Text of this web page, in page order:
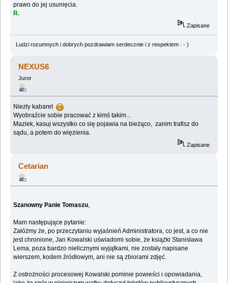
prawo do jej usunięcia.
R.
Zapisane
Ludzi rozumnych i dobrych pozdrawiam serdecznie i z respektem : - )
NEXUS6
Juror
Niezły kabaret
Wyobraźcie sobie pracować z kimś takim...
Maziek, kasuj wszystko co się pojawia na bieżąco, zanim trafisz do
sądu, a potem do więzienia.
Zapisane
Cetarian
Szanowny Panie Tomaszu,
Mam następujące pytanie:
Załóżmy że, po przeczytaniu wyjaśnień Administratora, co jest, a co nie
jest chronione, Jan Kowalski uświadomi sobie, że książki Stanisława
Lema, poza bardzo nielicznymi wyjątkami, nie zostały napisane
wierszem, kodem źródłowym, ani nie są zbiorami zdjęć.
Z ostrożności procesowej Kowalski pominie powieści i opowiadania,